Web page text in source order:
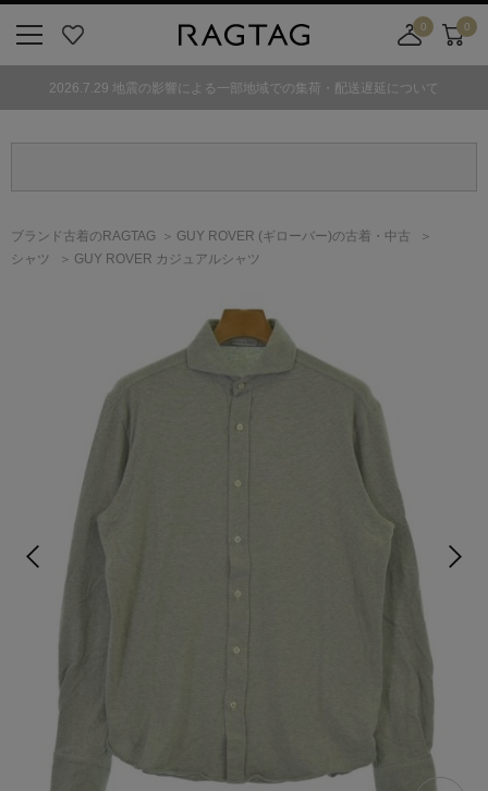
気
0
舗
カ
ト
0
2026.7.29 地震の影響による一部地域での集荷・配送遅延について
ブランド古着のRAGTAG GUY ROVER (ギローバー)の古着・中古
シャツ
GUY ROVER カジュアルシャツ